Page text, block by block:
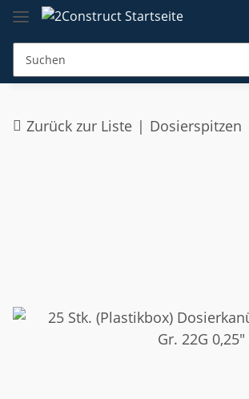
Zurück zur Liste Dosierspitzen